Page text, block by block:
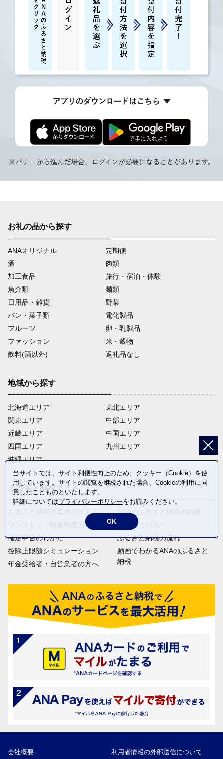
お礼の品から探す
ANAオリジナル
定期便
酒
肉類
加工食品
旅行・宿泊・体験
魚介類
麺類
日用品・雑貨
野菜
パン・菓子類
電化製品
フルーツ
卵・乳製品
ファッション
米・穀物
飲料(酒以外)
返礼品なし
地域から探す
北海道エリア
関東エリア
近畿エリア
四国エリア
沖縄エリア
東北エリア
中部エリア
中国エリア
九州エリア
ふるさと納税ガイド
ふるさと納税の基本ガイド
ワンストップ特例制度ガイド
確定申告のしかた
控除上限額シミュレーション
年金受給者・自営業者の方へ
ANAのふるさと納税の特徴
はじめての方へ
ふるさと納税の流れ
動画でわかるANAのふるさと
納税
会社概要 利用者情報の外部送信について
当サイトでは、サイト利便性向上のため、クッキー（Cookie）を使
用しています。サイトの閲覧を継続された場合、Cookieの利用に同
意したことものといたします。
詳細についてはプライバシーポリシーをお読みください。
OK